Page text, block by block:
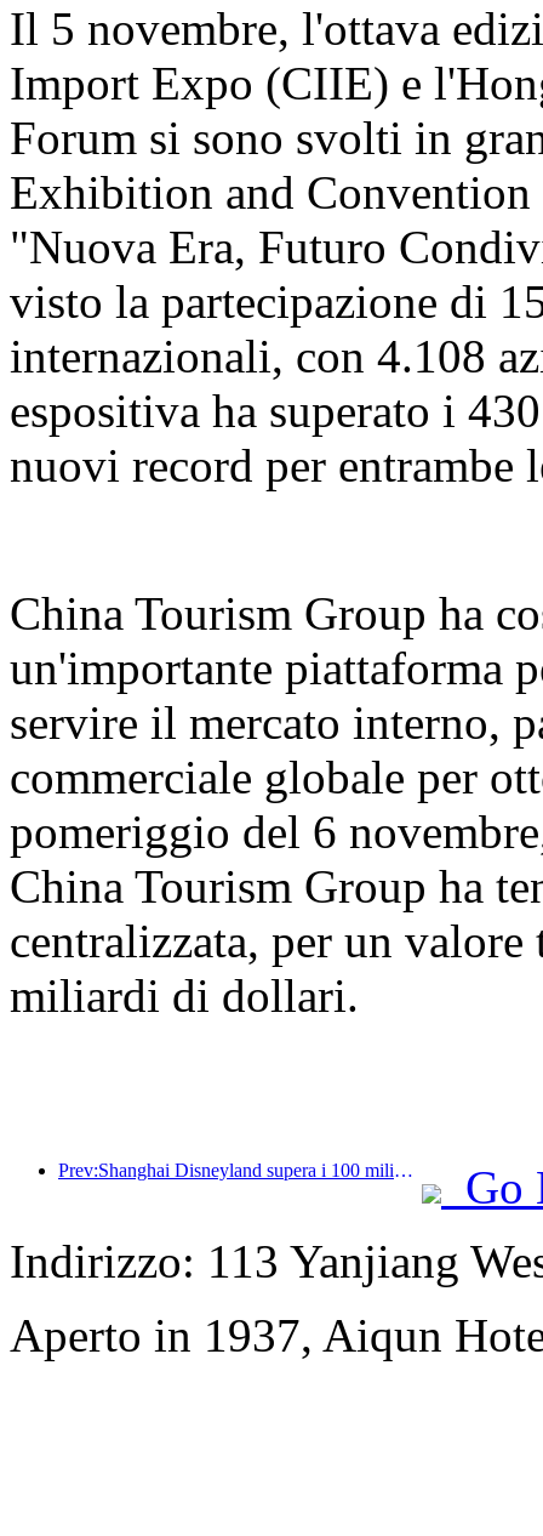
Il 5 novembre, l'ottava
Import Expo (CIIE) e
Forum si sono svolti in
Exhibition and Convention
"Nuova Era, Futuro
visto la partecipazione di
internazionali, con 4.108
espositiva ha superato i
nuovi record per entrambe
China Tourism Group ha
un'importante piattaforma
servire il mercato interno,
commerciale globale per
pomeriggio del 6
China Tourism Group ha
centralizzata, per un
miliardi di dollari.
Prev:Shanghai Disneyland supera i 100 milioni di visitatori e si espanderà con un quarto hotel a tema.
Go
Indirizzo: 113 Yanjiang
Aperto in 1937, Aiqun